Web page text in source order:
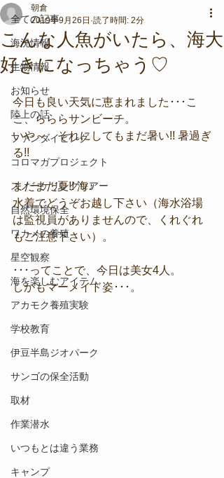
全ての記事
海況情報
生物情報
お知らせ
陸上の話
ファンダイビング
コロマガプロジェクト
スノーケリングツアー
自然環境保全
ワカメの養殖
星空観察
海を楽しむアイテム
アカモク養殖実験
学校教育
伊豆半島ジオパーク
サンゴの保全活動
取材
作業潜水
いつもとは違う業務
キャンプ
こんな人魚がいたら、海大
好きになっちゃう♡
朝倉
2019年9月26日 読了時間: 2分
今日も良い天気に恵まれました･･･こ
こ、らららサンビーチ。
いや～、それにしてもまだ暑い!! 暑過ぎ
る!!
まだまだ夏!! 海♪
水着でどうぞお越し下さい（海水浴場
は監視員がありませんので、くれぐれ
もご注意下さい）。
･･･ってことで、今日は美女4人。
しかもマーメイド姿･･･。